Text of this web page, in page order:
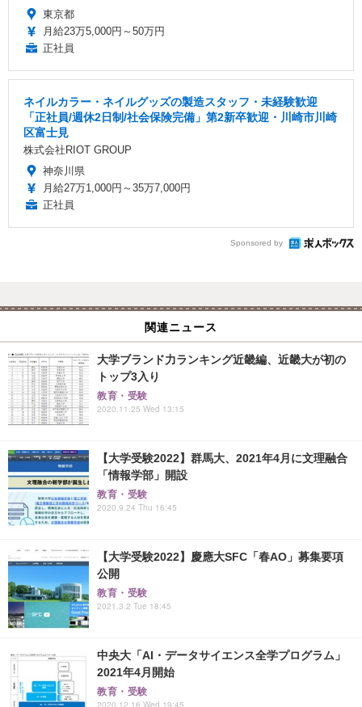
東京都
月給23万5,000円～50万円
正社員
ネイルカラー・ネイルグッズの製造スタッフ・未経験歓迎
「正社員/週休2日制/社会保険完備」第2新卒歓迎・川崎市川崎
区富士見
株式会社RIOT GROUP
神奈川県
月給27万1,000円～35万7,000円
正社員
Sponsored by
関連ニュース
大学ブランド力ランキング近畿編、近畿大が初の
トップ3入り
教育・受験
2020.11.25 Wed 13:15
【大学受験2022】群馬大、2021年4月に文理融合
「情報学部」開設
教育・受験
2020.9.24 Thu 16:45
【大学受験2022】慶應大SFC「春AO」募集要項
公開
教育・受験
2021.3.2 Tue 18:45
中央大「AI・データサイエンス全学プログラム」
2021年4月開始
教育・受験
2020.12.16 Wed 19:45